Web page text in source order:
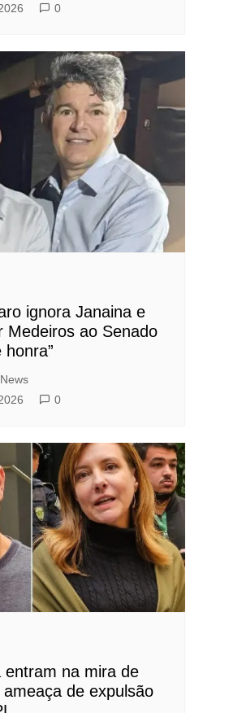
0
ignora Janaina e
Medeiros ao Senado
honra”
0
entram na mira de
de expulsão